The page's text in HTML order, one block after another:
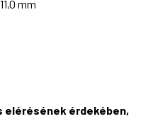
mm
elérésének érdekében,